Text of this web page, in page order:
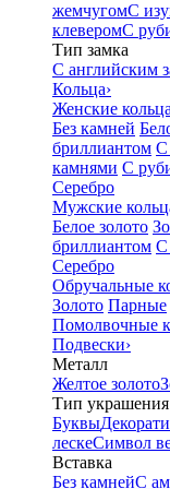
жемчугомС
клеверомС
Тип замка
С английским
Кольца›
Женские кольца
Без камней
бриллиантом С
камнями С
Серебро
Мужские
Белое золото
бриллиантом С
Серебро
Обручальные
Золото Парные
Помолвочные
Подвески›
Металл
Желтое золото
Тип украшения
Буквы
лескеСимвол
Вставка
Без камнейС